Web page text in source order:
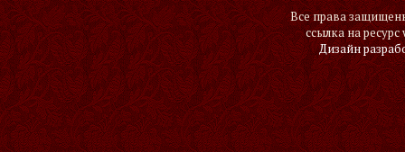
Все права
ссылка на ресурс
Дизайн